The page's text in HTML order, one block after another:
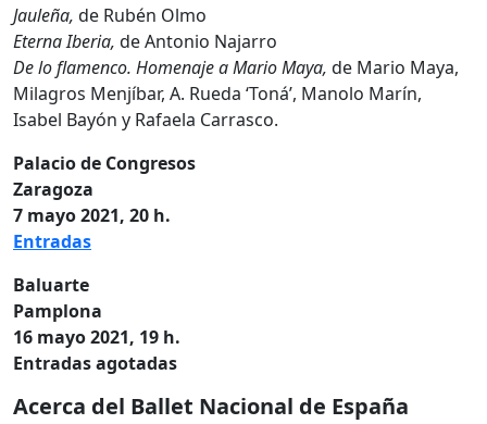
Jauleña, de Rubén Olmo
Eterna Iberia, de Antonio Najarro
De lo flamenco. Homenaje a Mario Maya, de Mario Maya,
Milagros Menjíbar, A. Rueda ‘Toná’, Manolo Marín,
Isabel Bayón y Rafaela Carrasco.
Palacio de Congresos
Zaragoza
7 mayo 2021, 20 h.
Entradas
Baluarte
Pamplona
16 mayo 2021, 19 h.
Entradas agotadas
Acerca del Ballet Nacional de España